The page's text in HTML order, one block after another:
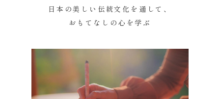
日本の美しい伝統文化を通して、
おもてなしの心を学ぶ